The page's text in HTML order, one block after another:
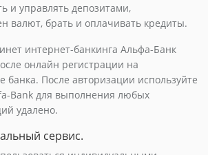
и управлять депозитами,
валют, брать и оплачивать кредиты.
интернет-банкинга Альфа-Банк
онлайн регистрации на
банка. После авторизации используйте
Bank для выполнения любых
удалено.
сервис.